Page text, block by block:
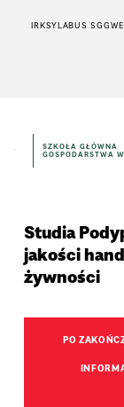
IRKSYLABUS SGGW
SZKOŁA GŁÓWNA
GOSPODARSTWA
Studia
jakości
żywności
PO